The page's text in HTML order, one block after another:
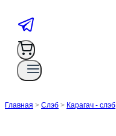
Главная > Слэб > Карагач - слэб